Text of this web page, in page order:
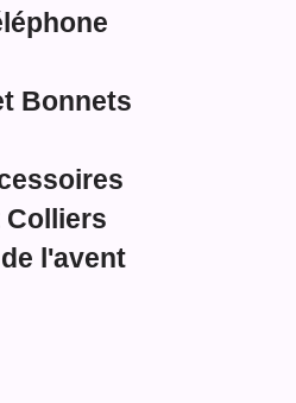
Bonnets
Colliers
l'avent